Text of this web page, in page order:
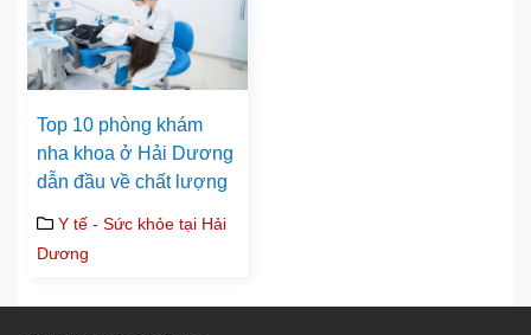
Top 10 phòng khám
nha khoa ở Hải Dương
dẫn đầu về chất lượng
Y tế - Sức khỏe tại Hải
Dương